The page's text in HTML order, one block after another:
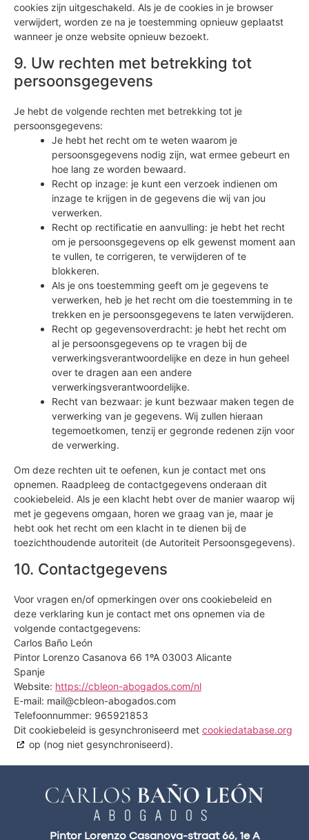
cookies zijn uitgeschakeld. Als je de cookies in je browser
verwijdert, worden ze na je toestemming opnieuw geplaatst
wanneer je onze website opnieuw bezoekt.
9. Uw rechten met betrekking tot
persoonsgegevens
Je hebt de volgende rechten met betrekking tot je
persoonsgegevens:
Je hebt het recht om te weten waarom je
persoonsgegevens nodig zijn, wat ermee gebeurt en
hoe lang ze worden bewaard.
Recht op inzage: je kunt een verzoek indienen om
inzage te krijgen in de gegevens die wij van jou
verwerken.
Recht op rectificatie en aanvulling: je hebt het recht
om je persoonsgegevens op elk gewenst moment aan
te vullen, te corrigeren, te verwijderen of te
blokkeren.
Als je ons toestemming geeft om je gegevens te
verwerken, heb je het recht om die toestemming in te
trekken en je persoonsgegevens te laten verwijderen.
Recht op gegevensoverdracht: je hebt het recht om
al je persoonsgegevens op te vragen bij de
verwerkingsverantwoordelijke en deze in hun geheel
over te dragen aan een andere
verwerkingsverantwoordelijke.
Recht van bezwaar: je kunt bezwaar maken tegen de
verwerking van je gegevens. Wij zullen hieraan
tegemoetkomen, tenzij er gegronde redenen zijn voor
de verwerking.
Om deze rechten uit te oefenen, kun je contact met ons
opnemen. Raadpleeg de contactgegevens onderaan dit
cookiebeleid. Als je een klacht hebt over de manier waarop wij
met je gegevens omgaan, horen we graag van je, maar je
hebt ook het recht om een klacht in te dienen bij de
toezichthoudende autoriteit (de Autoriteit Persoonsgegevens).
10. Contactgegevens
Voor vragen en/of opmerkingen over ons cookiebeleid en
deze verklaring kun je contact met ons opnemen via de
volgende contactgegevens:
Carlos Baño León
Pintor Lorenzo Casanova 66 1ºA 03003 Alicante
Spanje
Website: https://cbleon-abogados.com/nl
E-mail: mail@cbleon-abogados.com
Telefoonnummer: 965921853
Dit cookiebeleid is gesynchroniseerd met cookiedatabase.org
op (nog niet gesynchroniseerd).
Pintor Lorenzo Casanova-straat 66, 1e A